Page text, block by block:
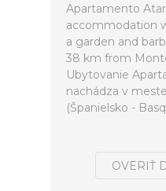
Apartamento
accommodation
a garden and
38 km from
Ubytovanie
nachádza v
(Španielsko -
OVERIŤ